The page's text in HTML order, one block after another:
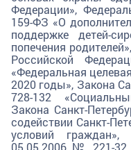
Федерации»,
159-ФЗ «О
поддержке детей-
попечения
Российской
«Федеральная
2020 годы», Закона
728-132
Закона Санкт-
содействии Санкт-
условий граждан»,
05.05.2006 № 221-32